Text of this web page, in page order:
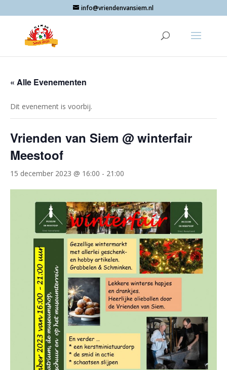
info@vriendenvansiem.nl
« Alle Evenementen
Dit evenement is voorbij.
Vrienden van Siem @ winterfair
Meestoof
15 december 2023 @ 16:00 - 21:00